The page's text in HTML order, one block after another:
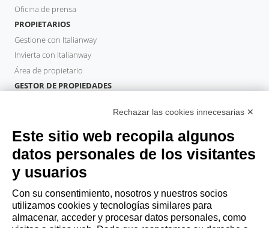
Oficina de prensa
PROPIETARIOS
Gestione con Italianway
Invierta con Italianway
Área de propietario
GESTOR DE PROPIEDADES
HUÉSPEDES
Reserve una estancia
Estancias largas
Experiencias para los Huéspedes
Descuentos para husespedes
Convenios para empresas
Rechazar las cookies innecesarias ✕
Este sitio web recopila algunos
datos personales de los visitantes
y usuarios
Con su consentimiento, nosotros y nuestros socios
utilizamos cookies y tecnologías similares para
almacenar, acceder y procesar datos personales, como